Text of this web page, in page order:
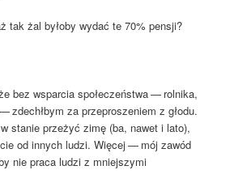
tak żal było­by wydać te 70% pensji?
bez wspar­cia spo­łe­czeń­stwa — rol­ni­ka,
zde­chł­bym za prze­pro­sze­niem z gło­du.
sta­nie prze­żyć zimę (ba, nawet i lato),
od innych ludzi. Wię­cej — mój zawód
nie pra­ca ludzi z mniej­szy­mi